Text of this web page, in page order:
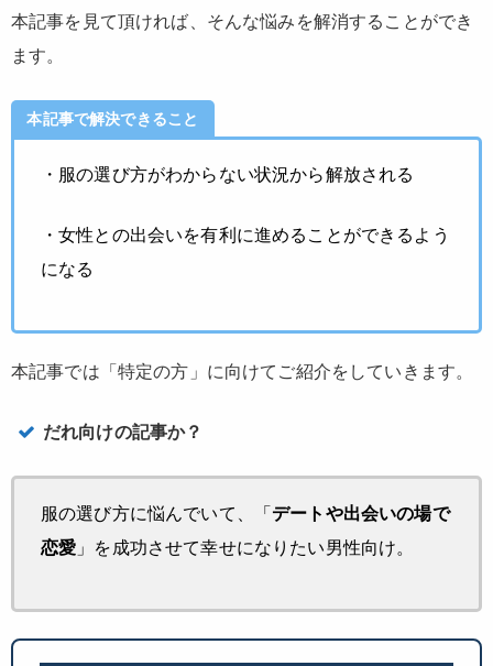
本記事を見て頂ければ、そんな悩みを解消することができ
ます。
本記事で解決できること
・服の選び方がわからない状況から解放される
・女性との出会いを有利に進めることができるよう
になる
本記事では「特定の方」に向けてご紹介をしていきます。
だれ向けの記事か？
服の選び方に悩んでいて、「 デートや出会いの場で
恋愛 」を成功させて幸せになりたい男性向け。